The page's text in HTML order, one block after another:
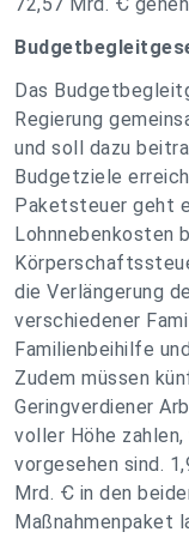
Das
Regierung
und soll dazu
Budgetziele
Paketsteuer geht
Lohnnebenkosten
die Verlängerung
verschiedener
Familienbeihilfe
Zudem müssen
Geringverdiener
voller Höhe
vorgesehen sind.
Mrd. Ꞓ in den
Maßnahmenpaket